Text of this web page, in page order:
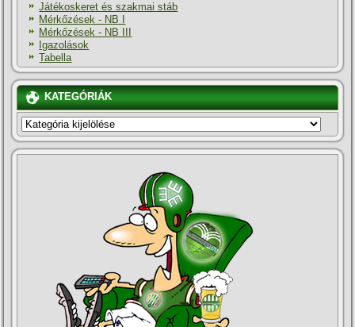
Játékoskeret és szakmai stáb
Mérkőzések - NB I
Mérkőzések - NB III
Igazolások
Tabella
KATEGÓRIÁK
KATEGÓRIÁK